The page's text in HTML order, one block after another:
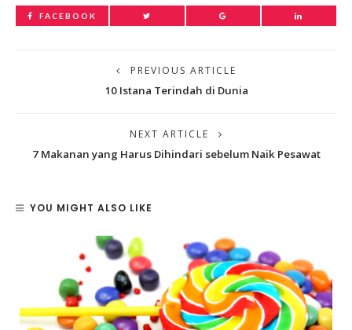
FACEBOOK
PREVIOUS ARTICLE
10 Istana Terindah di Dunia
NEXT ARTICLE
7 Makanan yang Harus Dihindari sebelum Naik Pesawat
YOU MIGHT ALSO LIKE